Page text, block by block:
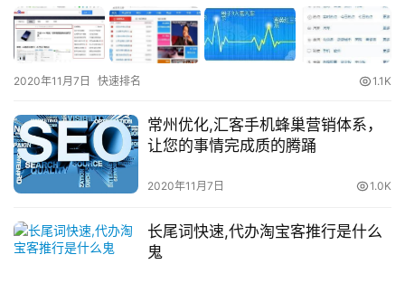
2020年11月7日 快速排名 1.1K
常州优化,汇客手机蜂巢营销体系，
让您的事情完成质的腾踊
2020年11月7日 1.0K
长尾词快速,代办淘宝客推行是什么
鬼